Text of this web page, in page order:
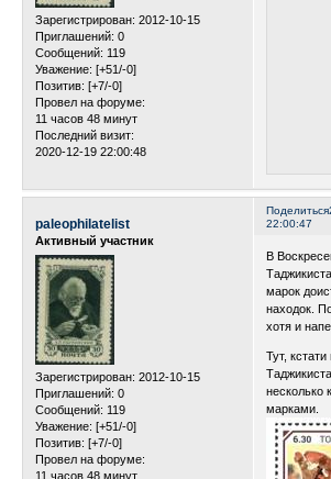
Зарегистрирован: 2012-10-15
Приглашений: 0
Сообщений: 119
Уважение: [+51/-0]
Позитив: [+7/-0]
Провел на форуме:
11 часов 48 минут
Последний визит:
2020-12-19 22:00:48
Поделиться
22:00:47
paleophilatelist
Активный участник
Зарегистрирован: 2012-10-15
Приглашений: 0
Сообщений: 119
Уважение: [+51/-0]
Позитив: [+7/-0]
Провел на форуме:
11 часов 48 минут
В
марок
находок.
хотя и
Тут, кстати
несколько
марками.